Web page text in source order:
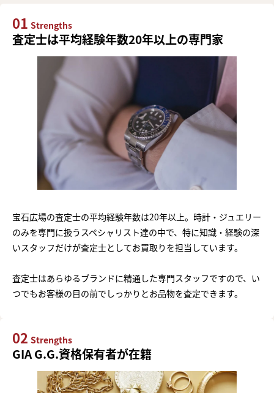
01 Strengths
査定士は平均経験年数20年以上の専門家
宝石広場の査定士の平均経験年数は20年以上。時計・ジュエリー
のみを専門に扱うスペシャリスト達の中で、特に知識・経験の深
いスタッフだけが査定士としてお買取りを担当しています。
査定士はあらゆるブランドに精通した専門スタッフですので、い
つでもお客様の目の前でしっかりとお品物を査定できます。
02 Strengths
GIA G.G.資格保有者が在籍